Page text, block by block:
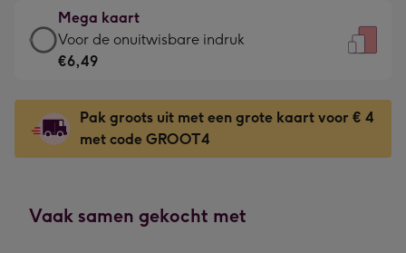
kleine
gelukwens
-
120
x
160
mm
€4,79
-
Meest
gekozen
Dimensions:
167
x
Mega kaart
Mega
kaart
€6,49
-
Voor
indruk
Voor de onuitwisbare indruk
€6,49
Pak groots uit met een grote kaart voor € 4
met code GROOT4
Vaak samen gekocht met